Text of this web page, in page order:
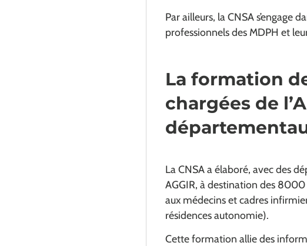
Par ailleurs, la CNSA s’engage
professionnels des MDPH et
La formation
chargées de
La CNSA a élaboré, avec des
AGGIR, à destination des
aux médecins et cadres
résidences autonomie).
Cette formation allie des